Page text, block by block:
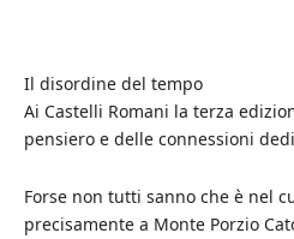
Il disordine del tempo
Ai Castelli Romani la terza
pensiero e delle connessioni
Forse non tutti sanno che è nel
precisamente a Monte Porzio